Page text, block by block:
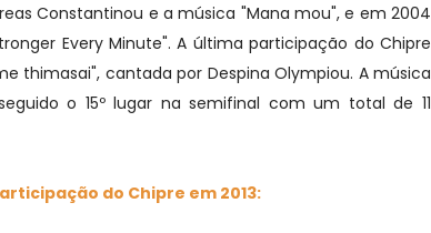
Constantinou e a música "Mana mou", e em 2004
Every Minute". A última participação do Chipre
thimasai", cantada por Despina Olympiou. A música
o 15º lugar na semifinal com um total de 11
do Chipre em 2013: